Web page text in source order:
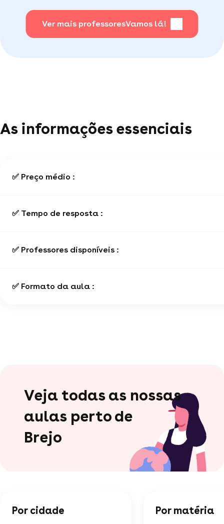
Para saber + acesse nossa página de perguntas
Ver mais professoresVamos lá!
As informações essenciais
✅ Preço médio :
✅ Tempo de resposta :
✅ Professores disponíveis :
✅ Formato da aula :
Veja todas as nossas
aulas perto de
Brejo
Por cidade Por matéria